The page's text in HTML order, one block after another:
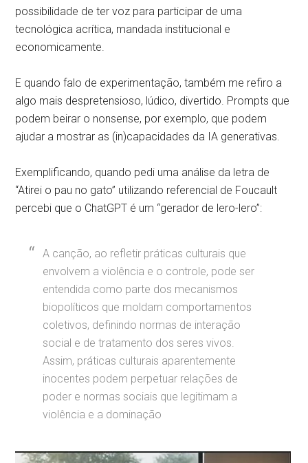
possibilidade de ter voz para participar de uma
tecnológica acrítica, mandada institucional e
economicamente.
E quando falo de experimentação, também me refiro a
algo mais despretensioso, lúdico, divertido. Prompts que
podem beirar o nonsense, por exemplo, que podem
ajudar a mostrar as (in)capacidades da IA generativas.
Exemplificando, quando pedi uma análise da letra de
“Atirei o pau no gato” utilizando referencial de Foucault
percebi que o ChatGPT é um “gerador de lero-lero”:
A canção, ao refletir práticas culturais que
envolvem a violência e o controle, pode ser
entendida como parte dos mecanismos
biopolíticos que moldam comportamentos
coletivos, definindo normas de interação
social e de tratamento dos seres vivos.
Assim, práticas culturais aparentemente
inocentes podem perpetuar relações de
poder e normas sociais que legitimam a
violência e a dominação